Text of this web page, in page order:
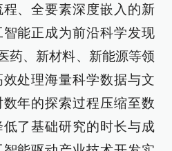
、全要素深度嵌入的新
能正成为前沿科学发现
药、新材料、新能源等领
处理海量科学数据与文
年的探索过程压缩至数
了基础研究的时长与成